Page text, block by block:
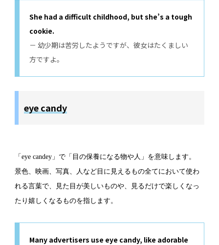
She had a difficult childhood, but she’s a tough
cookie.
－ 幼少期は苦労したようですが、彼女はたくましい
方ですよ。
eye candy
「eye candey」で「目の保養になる物や人」を意味します。
景色、映画、写真、人など目に見えるもの全てにおいて使わ
れる言葉で、見た目が美しいものや、見るだけで楽しくなっ
たり嬉しくなるものを指します。
Many advertisers use eye candy, like adorable